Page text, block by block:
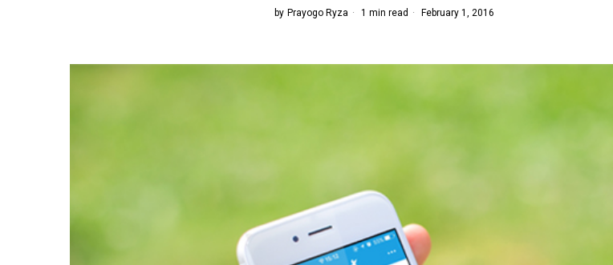
by Prayogo Ryza 1 min read February 1, 2016